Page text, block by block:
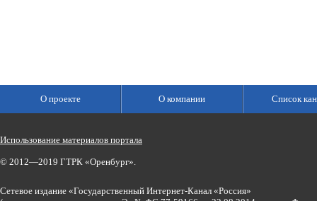
О проекте О компании Список
Использование материалов портала
© 2012—2019 ГТРК «Оренбург».
Сетевое издание «Государственный Интернет-Канал «Россия»